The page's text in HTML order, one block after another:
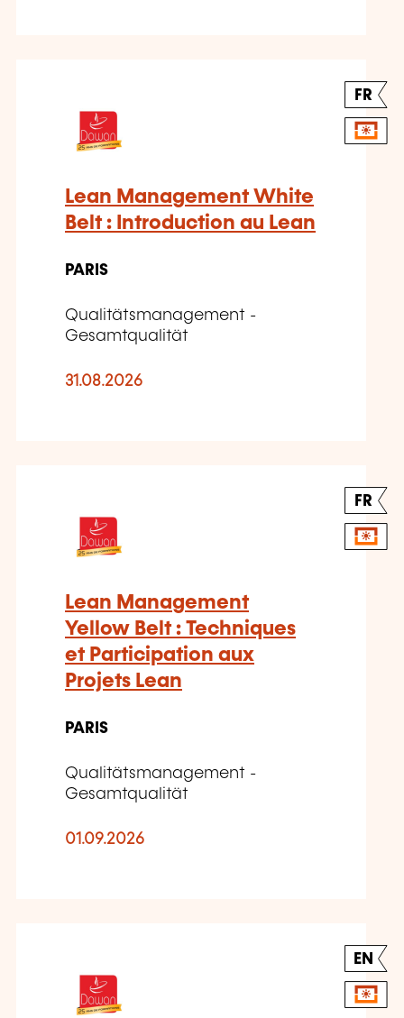
FR
Lean Management White
Belt : Introduction au Lean
PARIS
Qualitätsmanagement -
Gesamtqualität
31.08.2026
FR
Lean Management
Yellow Belt : Techniques
et Participation aux
Projets Lean
PARIS
Qualitätsmanagement -
Gesamtqualität
01.09.2026
EN